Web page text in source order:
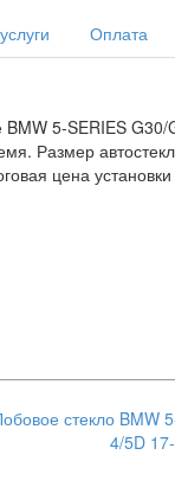
Оплата
5-SERIES
Размер
цена